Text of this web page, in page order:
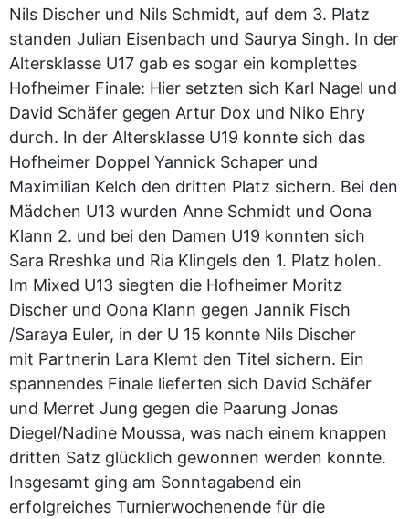
Nils Discher und Nils Schmidt, auf dem 3. Platz
standen Julian Eisenbach und Saurya Singh. In der
Altersklasse U17 gab es sogar ein komplettes
Hofheimer Finale: Hier setzten sich Karl Nagel und
David Schäfer gegen Artur Dox und Niko Ehry
durch. In der Altersklasse U19 konnte sich das
Hofheimer Doppel Yannick Schaper und
Maximilian Kelch den dritten Platz sichern. Bei den
Mädchen U13 wurden Anne Schmidt und Oona
Klann 2. und bei den Damen U19 konnten sich
Sara Rreshka und Ria Klingels den 1. Platz holen.
Im Mixed U13 siegten die Hofheimer Moritz
Discher und Oona Klann gegen Jannik Fisch
/Saraya Euler, in der U 15 konnte Nils Discher
mit Partnerin Lara Klemt den Titel sichern. Ein
spannendes Finale lieferten sich David Schäfer
und Merret Jung gegen die Paarung Jonas
Diegel/Nadine Moussa, was nach einem knappen
dritten Satz glücklich gewonnen werden konnte.
Insgesamt ging am Sonntagabend ein
erfolgreiches Turnierwochenende für die